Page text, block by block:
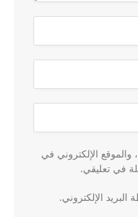
الإلكتروني في
في تعليقي.
البريد الإلكتروني.